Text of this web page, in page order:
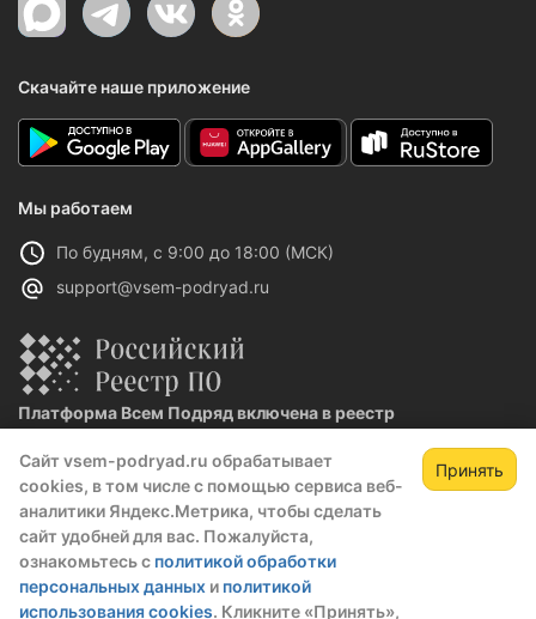
Сайт vsem-podryad.ru обрабатывает
cookies, в том числе с помощью сервиса веб-
аналитики Яндекс.Метрика, чтобы сделать
сайт удобней для вас. Пожалуйста,
ознакомьтесь с политикой обработки
персональных данных и политикой
использования cookies. Кликните «Принять»,
Принять
Скачайте наше приложение
Мы работаем
По будням, с 9:00 до 18:00 (МСК)
support@vsem-podryad.ru
Платформа Всем Подряд включена в реестр
Реестровая запись №32021 от 06.02.2026
Политика конфиденциальности
О компании